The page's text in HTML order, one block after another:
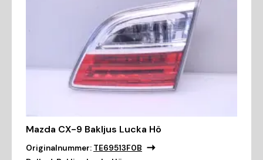
Mazda CX-9 Bakljus Lucka Hö
Originalnummer: TE69513F0B